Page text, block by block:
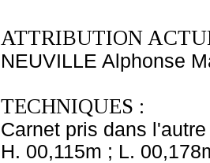
ATTRIBUTION
NEUVILLE Alphonse
TECHNIQUES :
Carnet pris dans
H. 00,115m ; L.